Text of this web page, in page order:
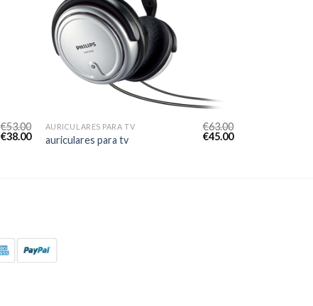
€53.00
€38.00
AURICULARES PARA TV
auriculares para tv
€63.00
€45.00